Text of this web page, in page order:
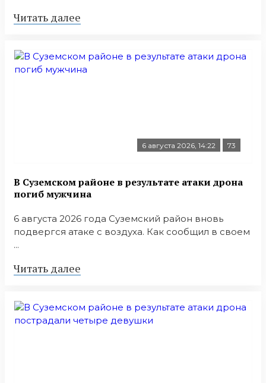
Читать далее
6 августа 2026, 14:22 73
В Суземском районе в результате атаки дрона
погиб мужчина
6 августа 2026 года Суземский район вновь
подвергся атаке с воздуха. Как сообщил в своем
...
Читать далее